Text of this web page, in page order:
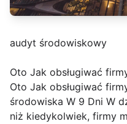
audyt środowiskowy
Oto Jak obsługiwać
Oto Jak obsługiwać
środowiska W 9 Dni W
niż kiedykolwiek, firmy